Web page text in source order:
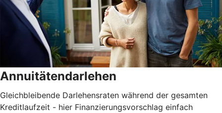
Annuitätendarlehen
Gleichbleibende Darlehensraten während der gesamten
Kreditlaufzeit - hier Finanzierungsvorschlag einfach